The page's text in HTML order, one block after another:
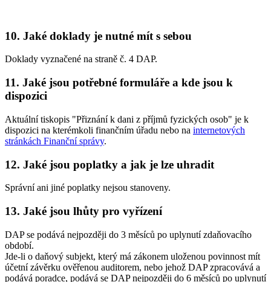
10. Jaké doklady je nutné mít s sebou
Doklady vyznačené na straně č. 4 DAP.
11. Jaké jsou potřebné formuláře a kde jsou k
dispozici
Aktuální tiskopis "Přiznání k dani z příjmů fyzických osob" je k
dispozici na kterémkoli finančním úřadu nebo na internetových
stránkách Finanční správy.
12. Jaké jsou poplatky a jak je lze uhradit
Správní ani jiné poplatky nejsou stanoveny.
13. Jaké jsou lhůty pro vyřízení
DAP se podává nejpozději do 3 měsíců po uplynutí zdaňovacího
období.
Jde-li o daňový subjekt, který má zákonem uloženou povinnost mít
účetní závěrku ověřenou auditorem, nebo jehož DAP zpracovává a
podává poradce, podává se DAP nejpozději do 6 měsíců po uplynutí